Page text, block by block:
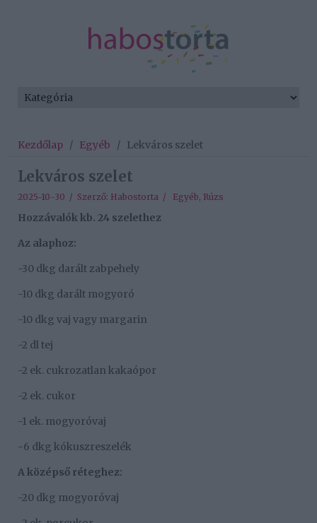
Kezdőlap / Egyéb / Lekváros szelet
Lekváros szelet
2025-10-30 / Szerző: Habostorta / Egyéb, Rúzs
Hozzávalók kb. 24 szelethez
Az alaphoz:
-30 dkg darált zabpehely
-10 dkg darált mogyoró
-10 dkg vaj vagy margarin
-2 dl tej
-2 ek. cukrozatlan kakaópor
-2 ek. cukor
-1 ek. mogyoróvaj
-6 dkg kókuszreszelék
A középső réteghez:
-20 dkg mogyoróvaj